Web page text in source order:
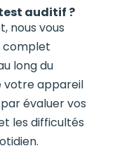
auditif ?
nous vous
complet
long du
votre appareil
évaluer vos
les difficultés